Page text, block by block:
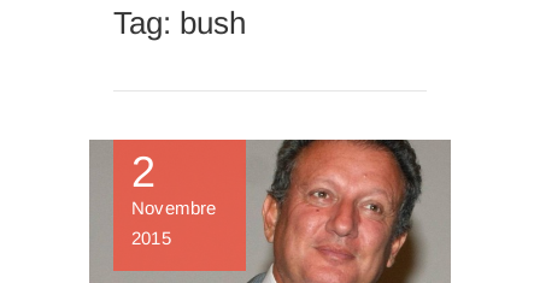
Tag: bush
2
Novembre
2015